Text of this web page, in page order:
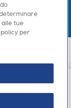
Vendite soggette
dei
tue
per